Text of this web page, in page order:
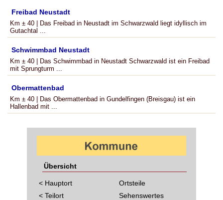
Freibad Neustadt
Km ± 40 | Das Freibad in Neustadt im Schwarzwald liegt idyllisch im
Gutachtal ...
Schwimmbad Neustadt
Km ± 40 | Das Schwimmbad in Neustadt Schwarzwald ist ein Freibad
mit Sprungturm ...
Obermattenbad
Km ± 40 | Das Obermattenbad in Gundelfingen (Breisgau) ist ein
Hallenbad mit ...
Übersicht
< Hauptort
< Teilort
Ortsteile
Sehenswertes